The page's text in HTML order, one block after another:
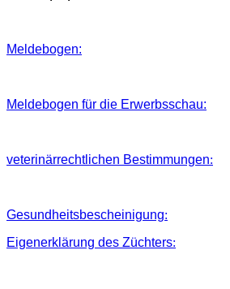
Meldebogen:
Meldebogen für die Erwerbsschau:
veterinärrechtlichen Bestimmungen:
Gesundheitsbescheinigung:
Eigenerklärung des Züchters: